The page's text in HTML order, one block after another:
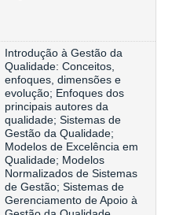
Introdução à Gestão da
Qualidade: Conceitos,
enfoques, dimensões e
evolução; Enfoques dos
principais autores da
qualidade; Sistemas de
Gestão da Qualidade;
Modelos de Excelência em
Qualidade; Modelos
Normalizados de Sistemas
de Gestão; Sistemas de
Gerenciamento de Apoio à